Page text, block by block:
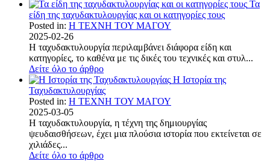
Τα
είδη της ταχυδακτυλουργίας και οι κατηγορίες τους
Posted in: Η ΤΕΧΝΗ ΤΟΥ ΜΑΓΟΥ
2025-02-26
Η ταχυδακτυλουργία περιλαμβάνει διάφορα είδη και
κατηγορίες, το καθένα με τις δικές του τεχνικές και στυλ...
Δείτε όλο το άρθρο
Η Ιστορία της
Ταχυδακτυλουργίας
Posted in: Η ΤΕΧΝΗ ΤΟΥ ΜΑΓΟΥ
2025-03-05
Η ταχυδακτυλουργία, η τέχνη της δημιουργίας
ψευδαισθήσεων, έχει μια πλούσια ιστορία που εκτείνεται σε
χιλιάδες...
Δείτε όλο το άρθρο